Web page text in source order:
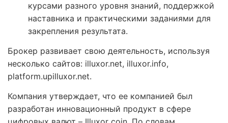
курсами разного уровня знаний, поддержкой
наставника и практическими заданиями для
закрепления результата.
Брокер развивает свою деятельность, используя
несколько сайтов: illuxor.net, illuxor.info,
platform.upilluxor.net.
Компания утверждает, что ее компанией был
разработан инновационный продукт в сфере